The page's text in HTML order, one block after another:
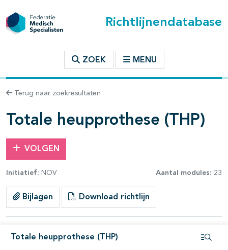
Richtlijnendatabase
ZOEK MENU
Terug naar zoekresultaten
Totale heupprothese (THP)
VOLGEN
Initiatief: NOV Aantal modules: 23
Bijlagen Download richtlijn
Totale heupprothese (THP)
binnen deze richtlijn
open- en dichtklappen
open- en dichtklappen